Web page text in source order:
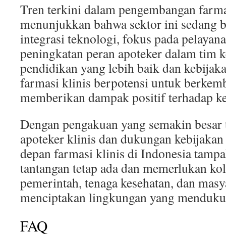
Tren terkini dalam pengembangan
menunjukkan bahwa sektor ini sedang
integrasi teknologi, fokus pada
peningkatan peran apoteker dalam tim
pendidikan yang lebih baik dan
farmasi klinis berpotensi untuk
memberikan dampak positif terhadap
Dengan pengakuan yang semakin
apoteker klinis dan dukungan kebijakan
depan farmasi klinis di Indonesia
tantangan tetap ada dan memerlukan
pemerintah, tenaga kesehatan, dan
menciptakan lingkungan yang
FAQ